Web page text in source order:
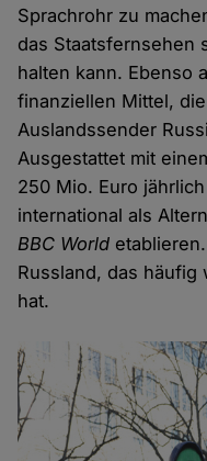
Sprachrohr zu
das Staatsfernsehen
halten kann. Ebenso
finanziellen Mittel,
Auslandssender
Ausgestattet mit
250 Mio. Euro
international als
BBC World
Russland, das häufig
hat.